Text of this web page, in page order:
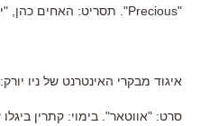
"Precious". תסריט: האחים כהן, "יהודי טוב". הנה
איגוד מבקרי האינטרנט של ניו יורק: